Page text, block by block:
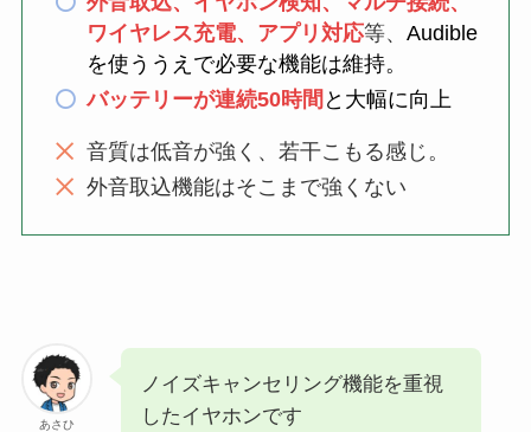
ワイヤレス充電、アプリ対応等、 Audible
を使ううえで必要な機能は維持。
バッテリーが連続50時間 と大幅に向上
音質は低音が強く、若干こもる感じ。
外音取込機能はそこまで強くない
あさひ
ノイズキャンセリング機能を重視
したイヤホンです